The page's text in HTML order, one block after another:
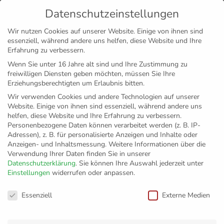
MENÜ
Disclaimer Impressum Datenschutz
Topspiel in der
Datenschutzeinstellungen
Wir nutzen Cookies auf unserer Website. Einige von ihnen sind
essenziell, während andere uns helfen, diese Website und Ihre
Erfahrung zu verbessern.
Wenn Sie unter 16 Jahre alt sind und Ihre Zustimmung zu
freiwilligen Diensten geben möchten, müssen Sie Ihre
Erziehungsberechtigten um Erlaubnis bitten.
Wir verwenden Cookies und andere Technologien auf unserer
Website. Einige von ihnen sind essenziell, während andere uns
helfen, diese Website und Ihre Erfahrung zu verbessern.
Personenbezogene Daten können verarbeitet werden (z. B. IP-
Adressen), z. B. für personalisierte Anzeigen und Inhalte oder
Anzeigen- und Inhaltsmessung. Weitere Informationen über die
Verwendung Ihrer Daten finden Sie in unserer
Datenschutzerklärung. Sie können Ihre Auswahl jederzeit unter
Einstellungen widerrufen oder anpassen.
Datenschutzeinstellungen
Essenziell Externe Medien